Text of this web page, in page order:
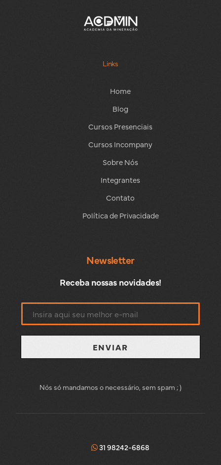
Links
Home
Blog
Cursos Presenciais
Cursos Incompany
Sobre Nós
Integrantes
Contato
Política de Privacidade
Newsletter
Receba nossas novidades!
ENVIAR
Nós só mandamos o necessário, sem spam ; )
31 98242-6868